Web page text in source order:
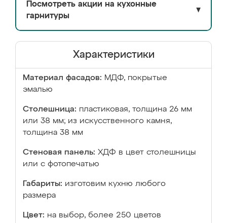
Посмотреть акции на кухонные
гарнитуры
▼
Характеристики
Материал фасадов: МДФ, покрытые
эмалью
Столешница: пластиковая, толщина 26 мм
или 38 мм; из искусственного камня,
толщина 38 мм
Стеновая панель: ХДФ в цвет столешницы
или с фотопечатью
Габариты: изготовим кухню любого
размера
Цвет: на выбор, более 250 цветов